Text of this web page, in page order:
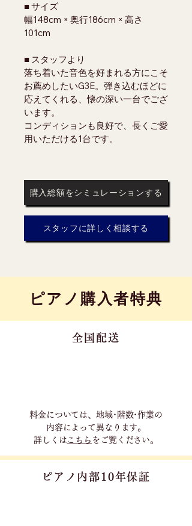
■ サイズ
幅148cm × 奥行186cm × 高さ
101cm
■ スタッフより
落ち着いた音色を好まれる方にこそ
お薦めしたいG3E。弾き込むほどに
応えてくれる、懐の深い一台でござ
います。
コンディションも良好で、長くご愛
用いただける1台です。
購入総額をシミュレーションする
スタッフに詳しく相談する
​ピアノ購入者特典
全国配送
料金については、地域･階数･作業の
内容に よって異なります。
詳しくは こちら をご覧ください。
ピアノ内部10年保証